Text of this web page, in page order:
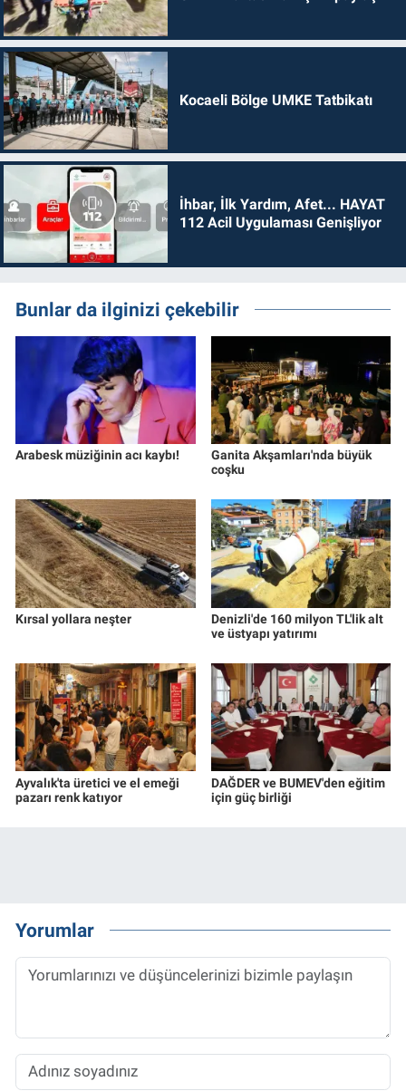
Kocaeli Bölge UMKE Tatbikatı
İhbar, İlk Yardım, Afet... HAYAT
112 Acil Uygulaması Genişliyor
Bunlar da ilginizi çekebilir
Arabesk müziğinin acı kaybı!
Ganita Akşamları'nda büyük
coşku
Kırsal yollara neşter
Denizli'de 160 milyon TL'lik alt
ve üstyapı yatırımı
Ayvalık'ta üretici ve el emeği
pazarı renk katıyor
DAĞDER ve BUMEV'den eğitim
için güç birliği
Yorumlar